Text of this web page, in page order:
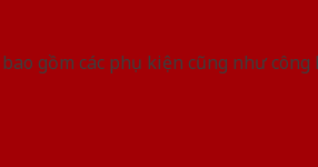
gồm các phụ kiện cũng như công